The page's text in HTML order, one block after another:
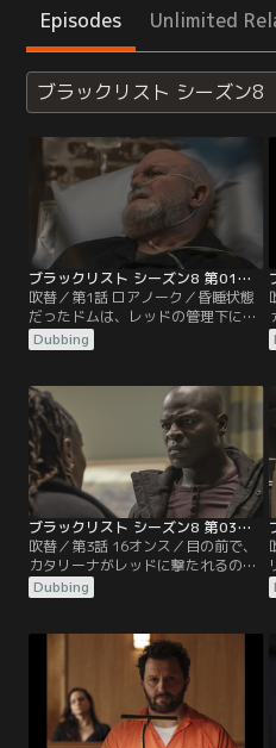
Episodes Unlimited
ブラックリスト シーズン8
ブラックリスト シーズン8 第01話／吹替
吹替／第1話 ロアノーク／昏睡状態
だったドムは、レッドの管理下にあ
る倉庫の中で治療を受け続け、目を
覚ます。レッドは“ロアノーク”を捜
ノーク”は、鮮やかな手口で人を消
す仕事を請け負う伝説的な犯罪者だ
った。一方リズは、チームと共に動
きながらも、カタリーナ・ロストヴ
ァとひそかに連絡を取り続けてい
た。
Dubbing
ブラックリスト シーズン8 第03話／吹替
吹替／第3話 16オンス／目の前で、
カタリーナがレッドに撃たれるのを
見たリズ。その後、自分の留守番電
話に、レッドと死ぬ前のカタリーナ
その会話を聞いて、リズはレッドを
殺すことを決意する。一方レッド
は、ドムの葬式をすると言ってリズ
を呼び出す。復讐の鬼と化したリズ
は、これをチャンスと捉えてレッド
に会いに行くが…。
Dubbing